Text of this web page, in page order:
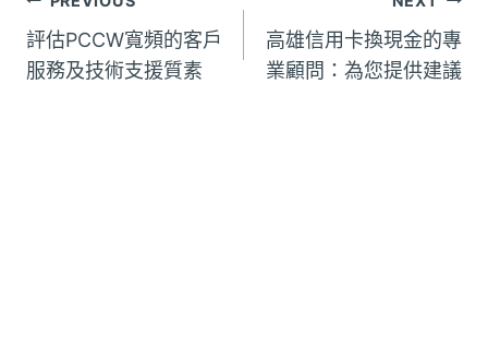
文
章
評估PCCW寬頻的客戶
服務及技術支援質素
高雄信用卡換現金的專
業顧問：為您提供建議